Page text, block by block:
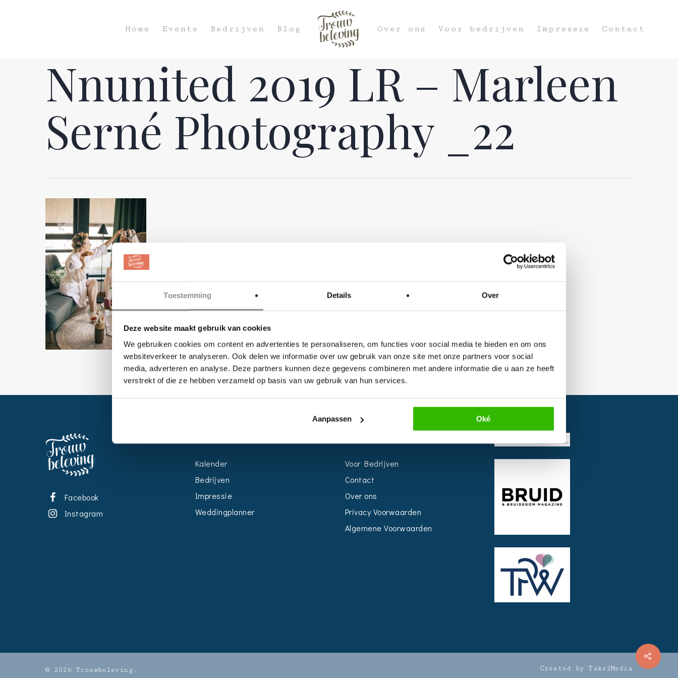
Toestemming Details Over
Deze website maakt gebruik van cookies
We gebruiken cookies om content en advertenties te personaliseren, om functies voor social media te bieden en om ons
websiteverkeer te analyseren. Ook delen we informatie over uw gebruik van onze site met onze partners voor social
media, adverteren en analyse. Deze partners kunnen deze gegevens combineren met andere informatie die u aan ze heeft
verstrekt of die ze hebben verzameld op basis van uw gebruik van hun services.
Aanpassen Oké
Hit enter to search or ESC to close
Home Events Bedrijven Blog Over ons Voor bedrijven Impressie Contact
Nnunited 2019 LR – Marleen
Serné Photography _22
Facebook
Instagram
Kalender
Bedrijven
Impressie
Weddingplanner
Voor Bedrijven
Contact
Over ons
Privacy Voorwaarden
Algemene Voorwaarden
© 2026 Trouwbeleving. Created by Take2Media